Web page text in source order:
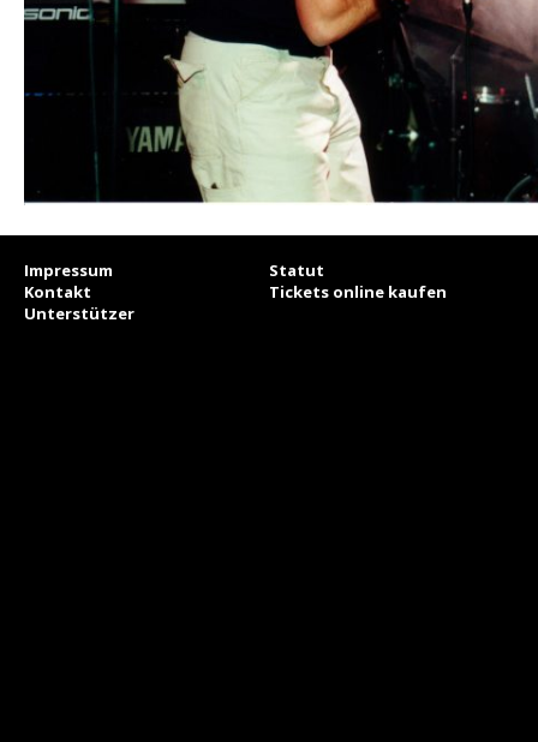
Impressum
Statut
Kontakt
Tickets online kaufen
Unterstützer